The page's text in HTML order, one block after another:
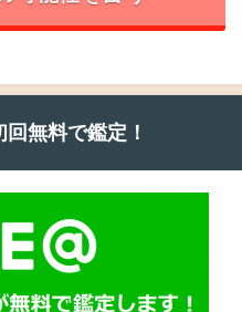
無料で鑑定！